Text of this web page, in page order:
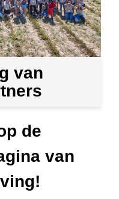
van
de
van